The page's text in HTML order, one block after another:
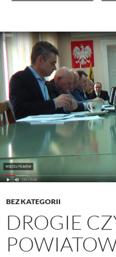
BEZ KATEGORII
DROGIE